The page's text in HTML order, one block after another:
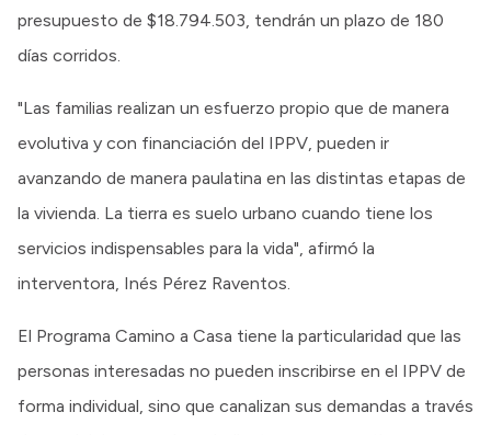
presupuesto de $18.794.503, tendrán un plazo de 180
días corridos.
"Las familias realizan un esfuerzo propio que de manera
evolutiva y con financiación del IPPV, pueden ir
avanzando de manera paulatina en las distintas etapas de
la vivienda. La tierra es suelo urbano cuando tiene los
servicios indispensables para la vida", afirmó la
interventora, Inés Pérez Raventos.
El Programa Camino a Casa tiene la particularidad que las
personas interesadas no pueden inscribirse en el IPPV de
forma individual, sino que canalizan sus demandas a través